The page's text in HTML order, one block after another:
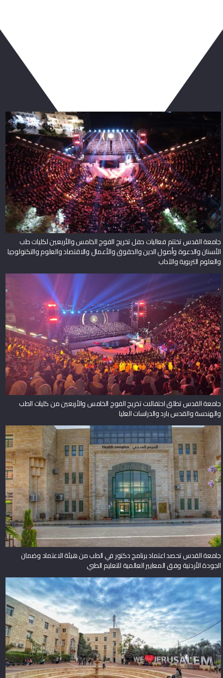
جامعة القدس تختتم فعاليات حفل تخريج الفوج الخامس والأربعين لكليات طب
الأسنان والدعوة وأصول الدين والحقوق والأعمال والاقتصاد والعلوم والتكنولوجيا
والعلوم التربوية والآداب
جامعة القدس تطلق احتفالات تخريج الفوج الخامس والأربعين من كليات الطب
والهندسة والقدس بارد والدراسات العليا
جامعة القدس تحصد اعتماد برنامج دكتور في الطب من هيئة الاعتماد وضمان
الجودة الأردنية وفق المعايير العالمية للتعليم الطبي